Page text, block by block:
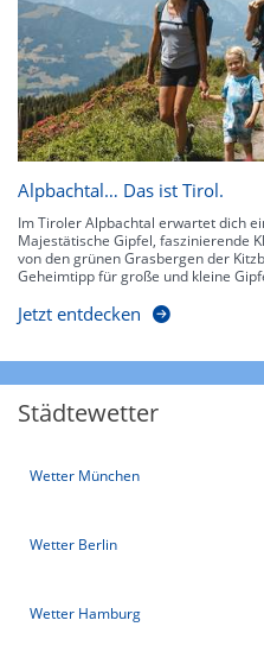
Alpbachtal… Das ist Tirol.
Im Tiroler Alpbachtal erwartet dich
Majestätische Gipfel, faszinierende
von den grünen Grasbergen der
Geheimtipp für große und kleine
Jetzt entdecken
Städtewetter
Wetter München
Wetter Berlin
Wetter Hamburg